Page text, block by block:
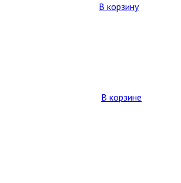
В корзину
В корзине